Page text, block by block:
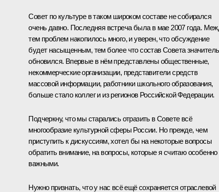
Совет по культуре в таком широком составе не собирался
очень давно. Последняя встреча была в мае 2007 года.
тем проблем накопилось много, и уверен, что обсуждение
будет насыщенным, тем более что состав Совета
обновился. Впервые в нём представлены общественные,
некоммерческие организации, представители средств
массовой информации, работники школьного образования,
больше стало коллег и из регионов Российской Федерации.
Подчеркну, что мы старались отразить в Совете всё
многообразие культурной сферы России. Но прежде, чем
приступить к дискуссиям, хотел бы на некоторые вопросы
обратить внимание, на вопросы, которые я считаю особенно
важными.
Нужно признать, что у нас всё ещё сохраняется отраслевой